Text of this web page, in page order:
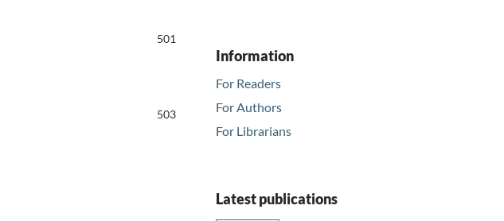
501
503
Information
For Readers
For Authors
For Librarians
Latest publications